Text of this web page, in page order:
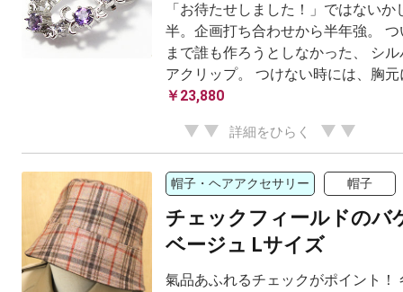
「お待たせしました！」ではない
半。企画打ち合わせから半年強。
まで誰も作ろうとしなかった、 シ
アクリップ。 つけない時には、胸元
￥23,880
詳細をひらく
帽子・ヘアアクセサリー 帽子
チェックフィールドのバ
ベージュ Lサイズ
氣品あふれるチェックがポイント！